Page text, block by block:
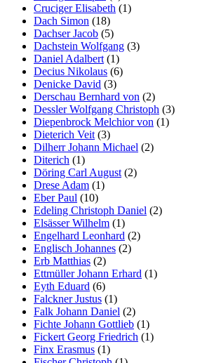
Cruciger Elisabeth (1)
Dach Simon (18)
Dachser Jacob (5)
Dachstein Wolfgang (3)
Daniel Adalbert (1)
Decius Nikolaus (6)
Denicke David (3)
Derschau Bernhard von (2)
Dessler Wolfgang Christoph (3)
Diepenbrock Melchior von (1)
Dieterich Veit (3)
Dilherr Johann Michael (2)
Diterich (1)
Döring Carl August (2)
Drese Adam (1)
Eber Paul (10)
Edeling Christoph Daniel (2)
Elsässer Wilhelm (1)
Engelhard Leonhard (2)
Englisch Johannes (2)
Erb Matthias (2)
Ettmüller Johann Erhard (1)
Eyth Eduard (6)
Falckner Justus (1)
Falk Johann Daniel (2)
Fichte Johann Gottlieb (1)
Fickert Georg Friedrich (1)
Finx Erasmus (1)